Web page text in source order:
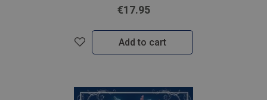
€17.95
Add to cart